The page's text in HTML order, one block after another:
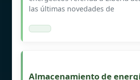
las últimas novedades de
Almacenamiento de